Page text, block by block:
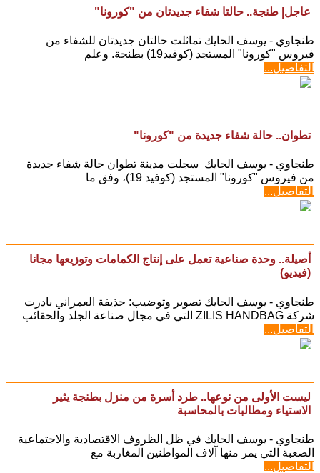
عاجل| طنجة.. حالتا شفاء جديدتان من "كورونا"
طنجاوي - يوسف الحايك تماثلت حالتان جديدتان للشفاء من
فيروس "كورونا" المستجد (كوفيد19) بطنجة. وعلم
التفاصيل...
تطوان.. حالة شفاء جديدة من "كورونا"
طنجاوي - يوسف الحايك سجلت مدينة تطوان حالة شفاء جديدة
من فيروس "كورونا" المستجد (كوفيد 19)، وفق ما
التفاصيل...
أصيلة.. وحدة صناعية تعمل على إنتاج الكمامات وتوزيعها مجانا
(فيديو)
طنجاوي - يوسف الحايك تصوير وتوضيب: حذيفة العمراني بادرت
شركة ZILIS HANDBAG التي في مجال صناعة الجلد والحقائب
التفاصيل...
ليست الأولى من نوعها.. طرد أسرة من منزل بطنجة يثير
الاستياء ومطالبات بالمحاسبة
طنجاوي - يوسف الحايك في ظل الظروف الاقتصادية والاجتماعية
الصعبة التي يمر منها آلاف المواطنين المغاربة مع
التفاصيل...